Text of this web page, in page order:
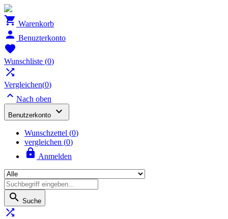
 Warenkorb
 Benuzterkonto

Wunschliste (0)

Vergleichen(0)
 Nach oben
Benutzerkonto 
Wunschzettel (0)
vergleichen (0)
 Anmelden
 Suche
